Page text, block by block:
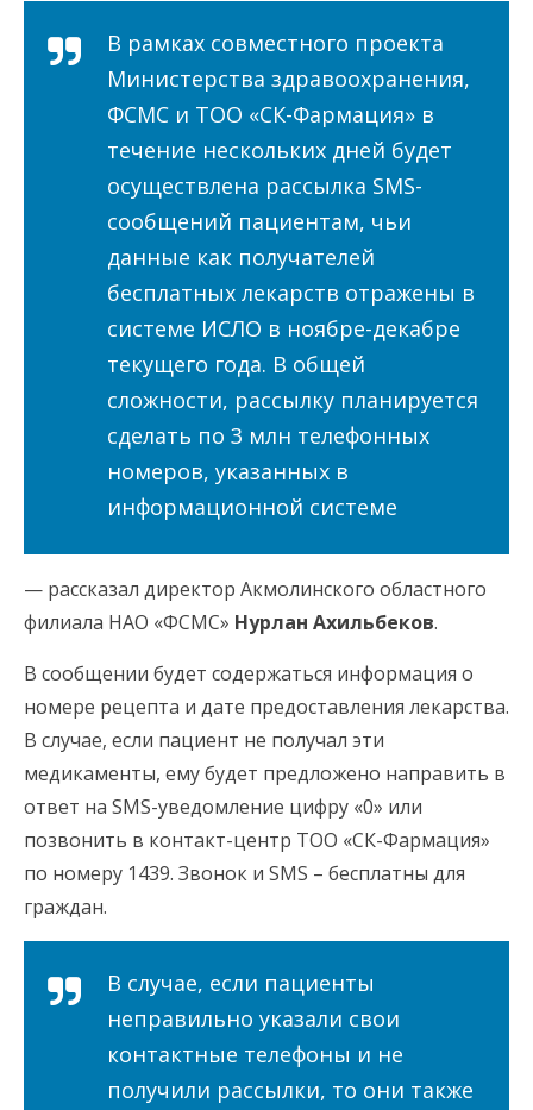
В рамках совместного проекта
Министерства здравоохранения,
ФСМС и ТОО «СК-Фармация» в
течение нескольких дней будет
осуществлена рассылка SMS-
сообщений пациентам, чьи
данные как получателей
бесплатных лекарств отражены в
системе ИСЛО в ноябре-декабре
текущего года. В общей
сложности, рассылку планируется
сделать по 3 млн телефонных
номеров, указанных в
информационной системе
— рассказал директор Акмолинского областного
филиала НАО «ФСМС» Нурлан Ахильбеков.
В сообщении будет содержаться информация о
номере рецепта и дате предоставления лекарства.
В случае, если пациент не получал эти
медикаменты, ему будет предложено направить в
ответ на SMS-уведомление цифру «0» или
позвонить в контакт-центр ТОО «СК-Фармация»
по номеру 1439. Звонок и SMS – бесплатны для
граждан.
В случае, если пациенты
неправильно указали свои
контактные телефоны и не
получили рассылки, то они также